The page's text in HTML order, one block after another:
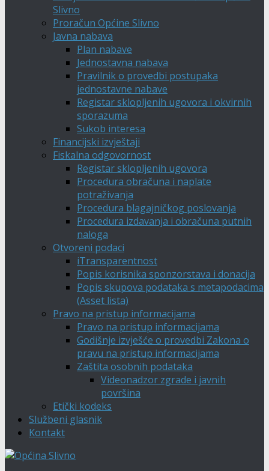
Slivno
Proračun Općine Slivno
Javna nabava
Plan nabave
Jednostavna nabava
Pravilnik o provedbi postupaka
jednostavne nabave
Registar sklopljenih ugovora i okvirnih
sporazuma
Sukob interesa
Financijski izvještaji
Fiskalna odgovornost
Registar sklopljenih ugovora
Procedura obračuna i naplate
potraživanja
Procedura blagajničkog poslovanja
Procedura izdavanja i obračuna putnih
naloga
Otvoreni podaci
iTransparentnost
Popis korisnika sponzorstava i donacija
Popis skupova podataka s metapodacima
(Asset lista)
Pravo na pristup informacijama
Pravo na pristup informacijama
Godišnje izvješće o provedbi Zakona o
pravu na pristup informacijama
Zaštita osobnih podataka
Videonadzor zgrade i javnih
površina
Etički kodeks
Službeni glasnik
Kontakt